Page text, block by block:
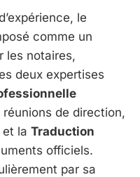
le
comme un
les notaires,
deux expertises
de direction,
la Traduction
officiels.
par sa